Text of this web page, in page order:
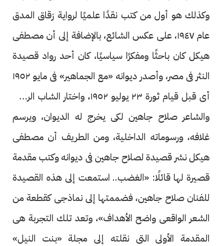
وكذلك هو أول من كتب نقدًا علميًا لرواية زقاق المدق
عام ١٩٤٧، على عكس الشائع، بالإضافة إلى أن مصطفى
هيكل كان باحثًا ومفكرًا سياسيًا، كان أحد رواد قصيدة
النثر فى مصر، وأصدر ديوانه «مع الجماهير» فى مايو ١٩٥٢
أى قبل قيام ثورة ٢٣ يوليو ١٩٥٢، واختار الشاب الرسام
والشاعر صلاح جاهين لكى يخرج له الديوان، ويرسم
غلافه، ورسوماته الداخلية، ومن الطريف أن مصطفى
هيكل نشر قصيدة لصلاح جاهين فى ديوانه وكتب مقدمة
قصيرة لها قائلًا: «الغضب.. استمعت إلى هذه القصيدة
للفنان صلاح جاهين، فضممتها إلى نماذجى كقطعة من
الشعر الواقعى واضح الأهداف»، وتعد تلك التجربة هى
المقدمة الأولى التى نقلته إلى مجلة «بنت النيل»